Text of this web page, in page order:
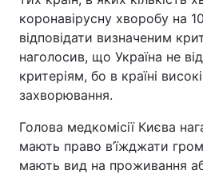
Відео з Youtube
Інтерв'ю
Контакти
коронавірусну хворобу на
відповідати визначеним
наголосив, що Україна не
критеріям, бо в країні
захворювання.
Голова медкомісії Києва
мають право в’їжджати
мають вид на проживання